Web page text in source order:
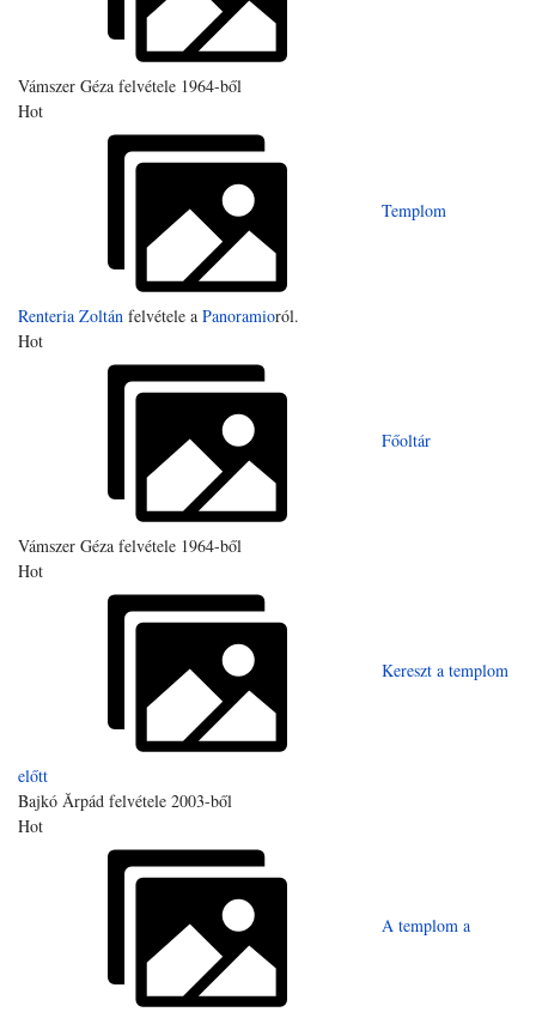
Vámszer Géza felvétele 1964-ből
Hot
Templom
Renteria Zoltán felvétele a Panoramioról.
Hot
Főoltár
Vámszer Géza felvétele 1964-ből
Hot
Kereszt a templom
előtt
Bajkó Ărpád felvétele 2003-ből
Hot
A templom a